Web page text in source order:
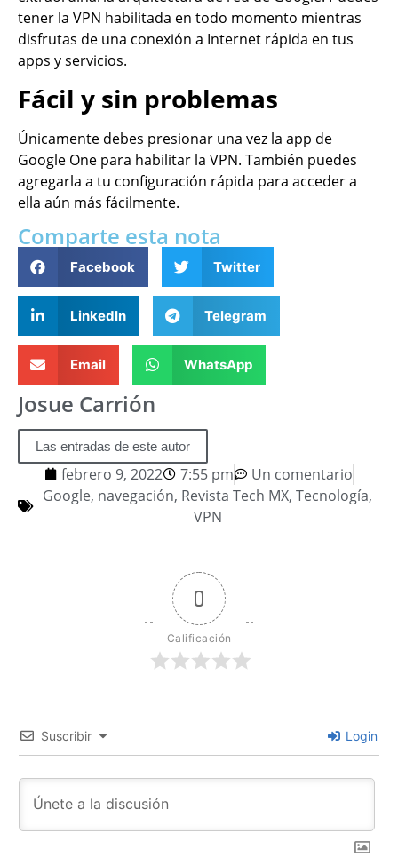
tener la VPN habilitada en todo momento mientras
disfrutas de una conexión a Internet rápida en tus
apps y servicios.
Fácil y sin problemas
Únicamente debes presionar una vez la app de
Google One para habilitar la VPN. También puedes
agregarla a tu configuración rápida para acceder a
ella aún más fácilmente.
Comparte esta nota
Facebook Twitter
LinkedIn Telegram
Email WhatsApp
Josue Carrión
Las entradas de este autor
febrero 9, 2022 7:55 pm
Un comentario
Google, navegación, Revista Tech MX, Tecnología,
VPN
0
Calificación
Suscribir Login